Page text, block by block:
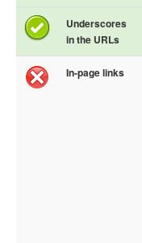
Underscores
in the URLs
In-page links